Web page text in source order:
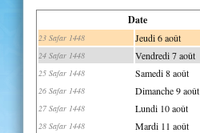
Date
23 Safar 1448 Jeudi 6 août
24 Safar 1448 Vendredi 7 août
25 Safar 1448 Samedi 8 août
26 Safar 1448 Dimanche 9 août
27 Safar 1448 Lundi 10 août
28 Safar 1448 Mardi 11 août